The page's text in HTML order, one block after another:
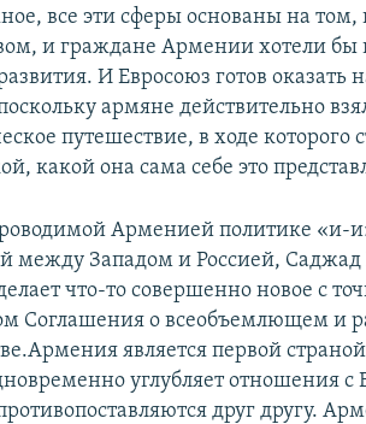
все эти сферы основаны на
и граждане Армении хотели бы
И Евросоюз готов
армяне действительно
путешествие, в ходе которого
какой она сама себе это
Арменией политике «и-
между Западом и Россией,
что-то совершенно новое с
Соглашения о всеобъемлющем и
является первой
углубляет отношения
друг другу.